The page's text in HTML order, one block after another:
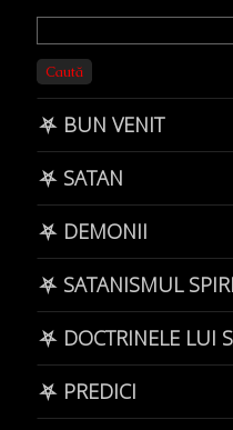
Primary
Sidebar
Caută
⛧ BUN VENIT
⛧ SATAN
⛧ DEMONII
⛧ SATANISMUL
⛧ DOCTRINELE LUI
⛧ PREDICI